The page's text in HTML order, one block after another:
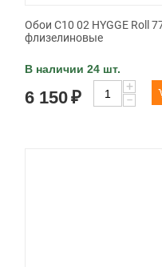
Обои C10 02 HYGGE Roll
флизелиновые
В наличии 24 шт.
6 150₽
+
−